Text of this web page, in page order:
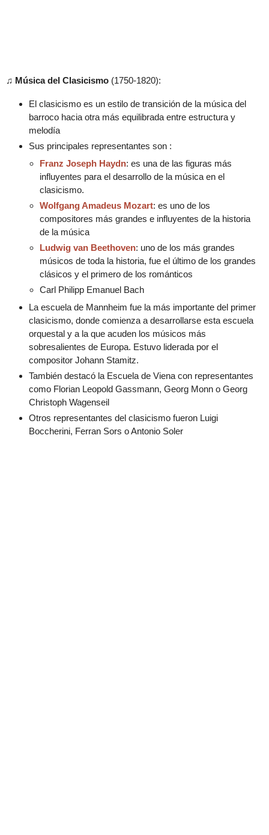
♫ Música del Clasicismo (1750-1820):
El clasicismo es un estilo de transición de la música del
barroco hacia otra más equilibrada entre estructura y
melodía
Sus principales representantes son :
Franz Joseph Haydn: es una de las figuras más
influyentes para el desarrollo de la música en el
clasicismo.
Wolfgang Amadeus Mozart: es uno de los
compositores más grandes e influyentes de la historia
de la música
Ludwig van Beethoven: uno de los más grandes
músicos de toda la historia, fue el último de los grandes
clásicos y el primero de los románticos
Carl Philipp Emanuel Bach
La escuela de Mannheim fue la más importante del primer
clasicismo, donde comienza a desarrollarse esta escuela
orquestal y a la que acuden los músicos más
sobresalientes de Europa. Estuvo liderada por el
compositor Johann Stamitz.
También destacó la Escuela de Viena con representantes
como Florian Leopold Gassmann, Georg Monn o Georg
Christoph Wagenseil
Otros representantes del clasicismo fueron Luigi
Boccherini, Ferran Sors o Antonio Soler